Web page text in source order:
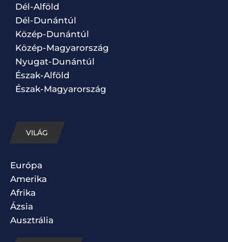
Dél-Alföld
Dél-Dunántúl
Közép-Dunántúl
Közép-Magyarország
Nyugat-Dunántúl
Észak-Alföld
Észak-Magyarország
VILÁG
Európa
Amerika
Afrika
Ázsia
Ausztrália